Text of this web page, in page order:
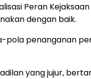
Peran
dengan baik.
pola penanganan
yang jujur,